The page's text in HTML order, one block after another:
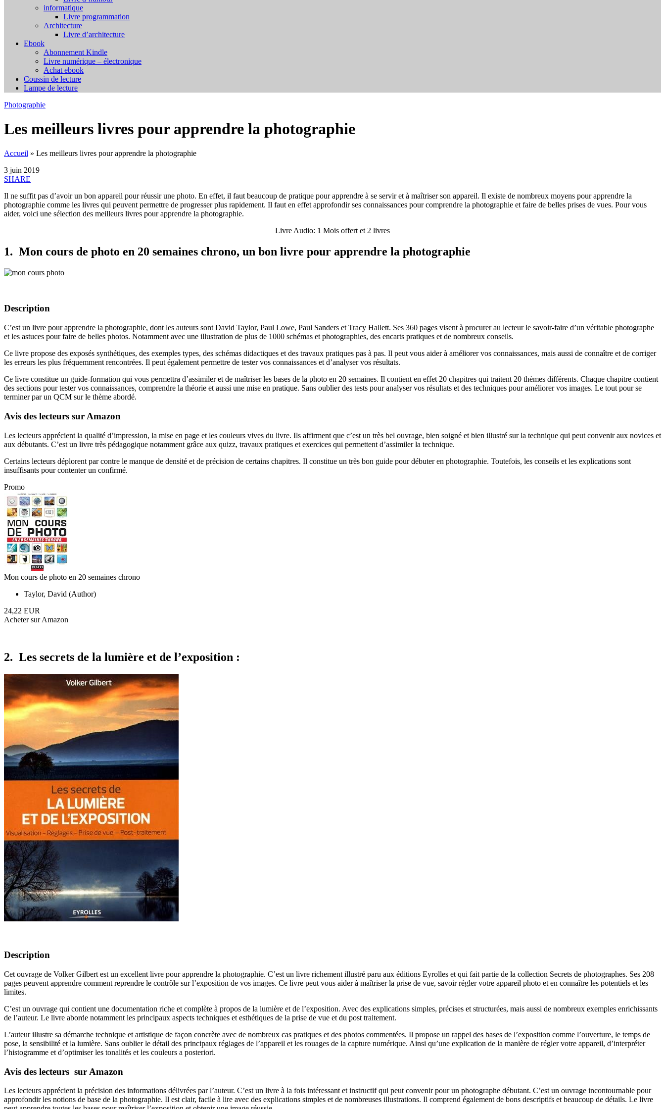
informatique
Livre programmation
Architecture
Livre d’architecture
Ebook
Abonnement Kindle
Livre numérique – électronique
Achat ebook
Coussin de lecture
Lampe de lecture
Photographie
Les meilleurs livres pour apprendre la photographie
Accueil » Les meilleurs livres pour apprendre la photographie
3 juin 2019
SHARE
Il ne suffit pas d’avoir un bon appareil pour réussir une photo. En effet, il faut beaucoup de pratique pour apprendre à se servir et à maîtriser son appareil. Il existe de nombreux moyens pour apprendre la
photographie comme les livres qui peuvent permettre de progresser plus rapidement. Il faut en effet approfondir ses connaissances pour comprendre la photographie et faire de belles prises de vues. Pour vous
aider, voici une sélection des meilleurs livres pour apprendre la photographie.
Livre Audio: 1 Mois offert et 2 livres
1. Mon cours de photo en 20 semaines chrono, un bon livre pour apprendre la photographie
Description
C’est un livre pour apprendre la photographie, dont les auteurs sont David Taylor, Paul Lowe, Paul Sanders et Tracy Hallett. Ses 360 pages visent à procurer au lecteur le savoir-faire d’un véritable photographe
et les astuces pour faire de belles photos. Notamment avec une illustration de plus de 1000 schémas et photographies, des encarts pratiques et de nombreux conseils.
Ce livre propose des exposés synthétiques, des exemples types, des schémas didactiques et des travaux pratiques pas à pas. Il peut vous aider à améliorer vos connaissances, mais aussi de connaître et de corriger
les erreurs les plus fréquemment rencontrées. Il peut également permettre de tester vos connaissances et d’analyser vos résultats.
Ce livre constitue un guide-formation qui vous permettra d’assimiler et de maîtriser les bases de la photo en 20 semaines. Il contient en effet 20 chapitres qui traitent 20 thèmes différents. Chaque chapitre contient
des sections pour tester vos connaissances, comprendre la théorie et aussi une mise en pratique. Sans oublier des tests pour analyser vos résultats et des techniques pour améliorer vos images. Le tout pour se
terminer par un QCM sur le thème abordé.
Avis des lecteurs sur Amazon
Les lecteurs apprécient la qualité d’impression, la mise en page et les couleurs vives du livre. Ils affirment que c’est un très bel ouvrage, bien soigné et bien illustré sur la technique qui peut convenir aux novices et
aux débutants. C’est un livre très pédagogique notamment grâce aux quizz, travaux pratiques et exercices qui permettent d’assimiler la technique.
Certains lecteurs déplorent par contre le manque de densité et de précision de certains chapitres. Il constitue un très bon guide pour débuter en photographie. Toutefois, les conseils et les explications sont
insuffisants pour contenter un confirmé.
Promo
Mon cours de photo en 20 semaines chrono
Taylor, David (Author)
24,22 EUR
Acheter sur Amazon
2. Les secrets de la lumière et de l’exposition :
Description
Cet ouvrage de Volker Gilbert est un excellent livre pour apprendre la photographie. C’est un livre richement illustré paru aux éditions Eyrolles et qui fait partie de la collection Secrets de photographes. Ses 208
pages peuvent apprendre comment reprendre le contrôle sur l’exposition de vos images. Ce livre peut vous aider à maîtriser la prise de vue, savoir régler votre appareil photo et en connaître les potentiels et les
limites.
C’est un ouvrage qui contient une documentation riche et complète à propos de la lumière et de l’exposition. Avec des explications simples, précises et structurées, mais aussi de nombreux exemples enrichissants
de l’auteur. Le livre aborde notamment les principaux aspects techniques et esthétiques de la prise de vue et du post traitement.
L’auteur illustre sa démarche technique et artistique de façon concrète avec de nombreux cas pratiques et des photos commentées. Il propose un rappel des bases de l’exposition comme l’ouverture, le temps de
pose, la sensibilité et la lumière. Sans oublier le détail des principaux réglages de l’appareil et les rouages de la capture numérique. Ainsi qu’une explication de la manière de régler votre appareil, d’interpréter
l’histogramme et d’optimiser les tonalités et les couleurs a posteriori.
Avis des lecteurs sur Amazon
Les lecteurs apprécient la précision des informations délivrées par l’auteur. C’est un livre à la fois intéressant et instructif qui peut convenir pour un photographe débutant. C’est un ouvrage incontournable pour
approfondir les notions de base de la photographie. Il est clair, facile à lire avec des explications simples et de nombreuses illustrations. Il comprend également de bons descriptifs et beaucoup de détails. Le livre